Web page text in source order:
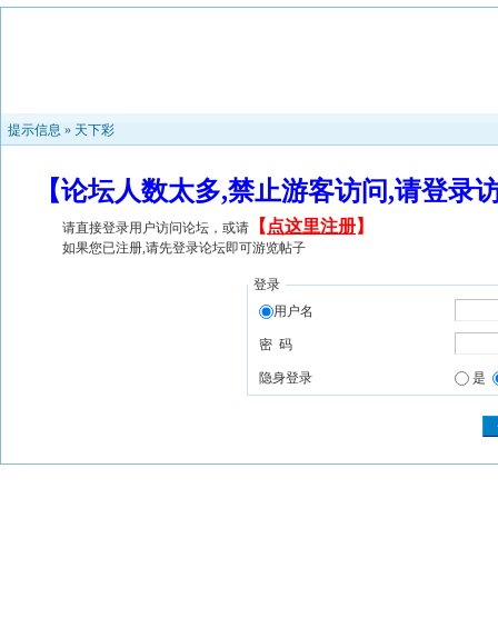
提示信息 » 天下彩
【论坛人数太多,禁止游客访问,请登
请直接登录用户访问论坛，或请 【 点这里注册】
如果您已注册,请先登录论坛即可游览帖子
登录
用户名
密 码
隐身登录 是